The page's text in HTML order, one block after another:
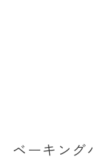
学びの資料
ベーキング